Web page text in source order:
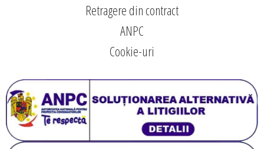
Retragere din contract
ANPC
Cookie-uri